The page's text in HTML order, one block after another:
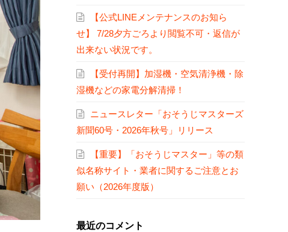
【公式LINEメンテナンスのお知ら
せ】 7/28夕方ごろより閲覧不可・返信が
出来ない状況です。
【受付再開】加湿機・空気清浄機・除
湿機などの家電分解清掃！
ニュースレター「おそうじマスターズ
新聞60号・2026年秋号」リリース
【重要】「おそうじマスター」等の類
似名称サイト・業者に関するご注意とお
願い（2026年度版）
最近のコメント